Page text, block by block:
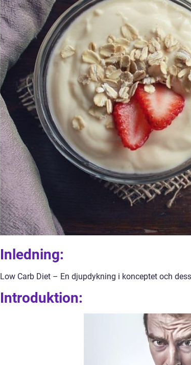
Inledning:
Low Carb Diet – En djupdykning i konceptet och
Introduktion: